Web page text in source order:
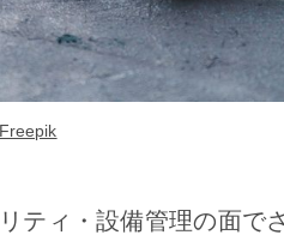
Freepik
ティ・設備管理の面で